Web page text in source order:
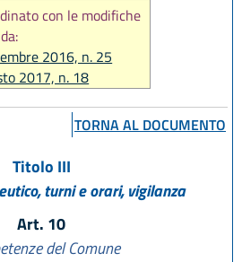
con le modifiche
2016, n. 25
2017, n. 18
2019, n. 29
TORNA AL DOCUMENTO
Titolo III
turni e orari, vigilanza
Art. 10
del Comune